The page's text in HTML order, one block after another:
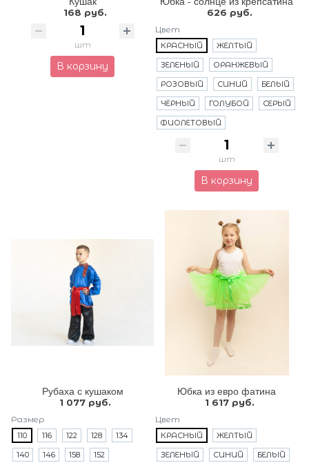
168 руб.
шт
В корзину
626 руб.
Цвет
КРАСНЫЙ
ЖЕЛТЫЙ
ЗЕЛЕНЫЙ
ОРАНЖЕВЫЙ
РОЗОВЫЙ
СИНИЙ
БЕЛЫЙ
ЧЁРНЫЙ
ГОЛУБОЙ
СЕРЫЙ
ФИОЛЕТОВЫЙ
шт
В корзину
Рубаха с кушаком
1 077 руб.
Размер
110 116 122 128
134
140
146 158 152
Юбка из евро фатина
1 617 руб.
Цвет
КРАСНЫЙ
ЖЕЛТЫЙ
ЗЕЛЕНЫЙ
СИНИЙ БЕЛЫЙ